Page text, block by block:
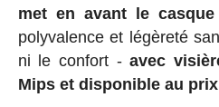
met en avant le casque
polyvalence et légèreté
ni le confort -avec
Mips et disponible au